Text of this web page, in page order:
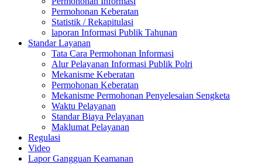
Permohonan Keberatan
Statistik / Rekapitulasi
laporan Informasi Publik Tahunan
Standar Layanan
Tata Cara Permohonan Informasi
Alur Pelayanan Informasi Publik Polri
Mekanisme Keberatan
Permohonan Keberatan
Mekanisme Permohonan Penyelesaian Sengketa
Waktu Pelayanan
Standar Biaya Pelayanan
Maklumat Pelayanan
Regulasi
Video
Lapor Gangguan Keamanan